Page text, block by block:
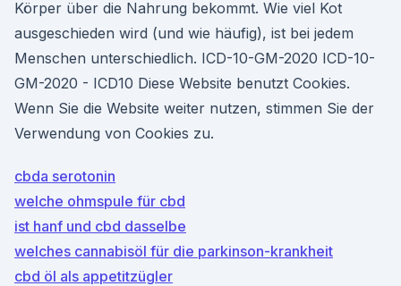
Körper über die Nahrung bekommt. Wie viel Kot
ausgeschieden wird (und wie häufig), ist bei jedem
Menschen unterschiedlich. ICD-10-GM-2020 ICD-10-
GM-2020 - ICD10 Diese Website benutzt Cookies.
Wenn Sie die Website weiter nutzen, stimmen Sie der
Verwendung von Cookies zu.
cbda serotonin
welche ohmspule für cbd
ist hanf und cbd dasselbe
welches cannabisöl für die parkinson-krankheit
cbd öl als appetitzügler